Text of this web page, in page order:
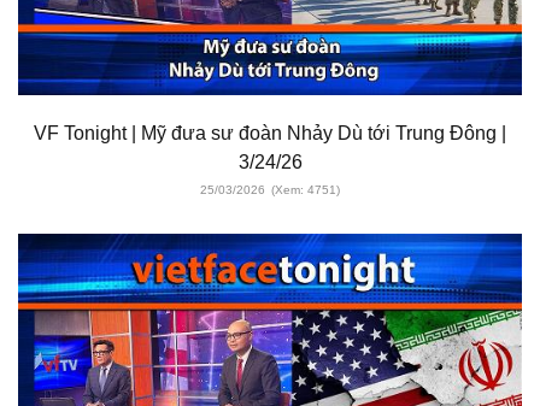
VF Tonight | Mỹ đưa sư đoàn Nhảy Dù tới Trung Đông |
3/24/26
25/03/2026 (Xem: 4751)